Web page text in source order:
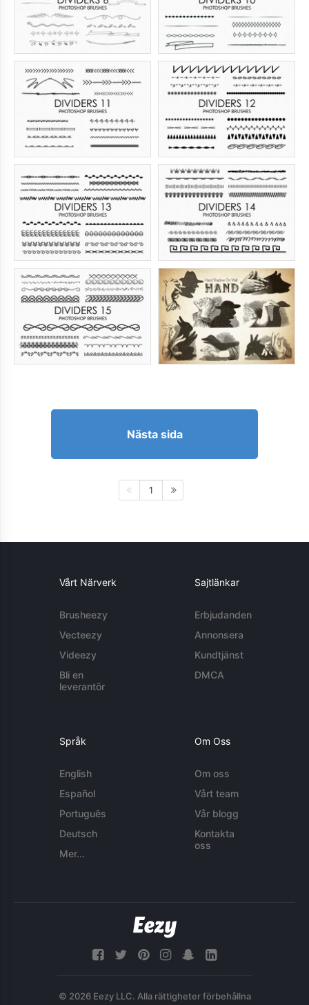
Nästa sida
1
Vårt Närverk
Brusheezy
Vecteezy
Videezy
Bli en
leverantör
Sajtlänkar
Erbjudanden
Annonsera
Kundtjänst
DMCA
Språk
English
Español
Português
Deutsch
Mer...
Om Oss
Om oss
Vårt team
Vår blogg
Kontakta
oss
© 2026 Eezy LLC. Alla rättigheter förbehållna